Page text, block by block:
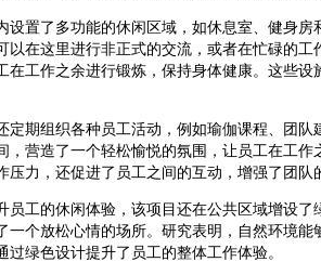
设置了多功能的休闲区域，如休息室、健身
以在这里进行非正式的交流，或者在忙碌的
在工作之余进行锻炼，保持身体健康。这些
定期组织各种员工活动，例如瑜伽课程、团
，营造了一个轻松愉悦的氛围，让员工在工
压力，还促进了员工之间的互动，增强了团队
员工的休闲体验，该项目还在公共区域增设
一个放松心情的场所。研究表明，自然环境能
过绿色设计提升了员工的整体工作体验。